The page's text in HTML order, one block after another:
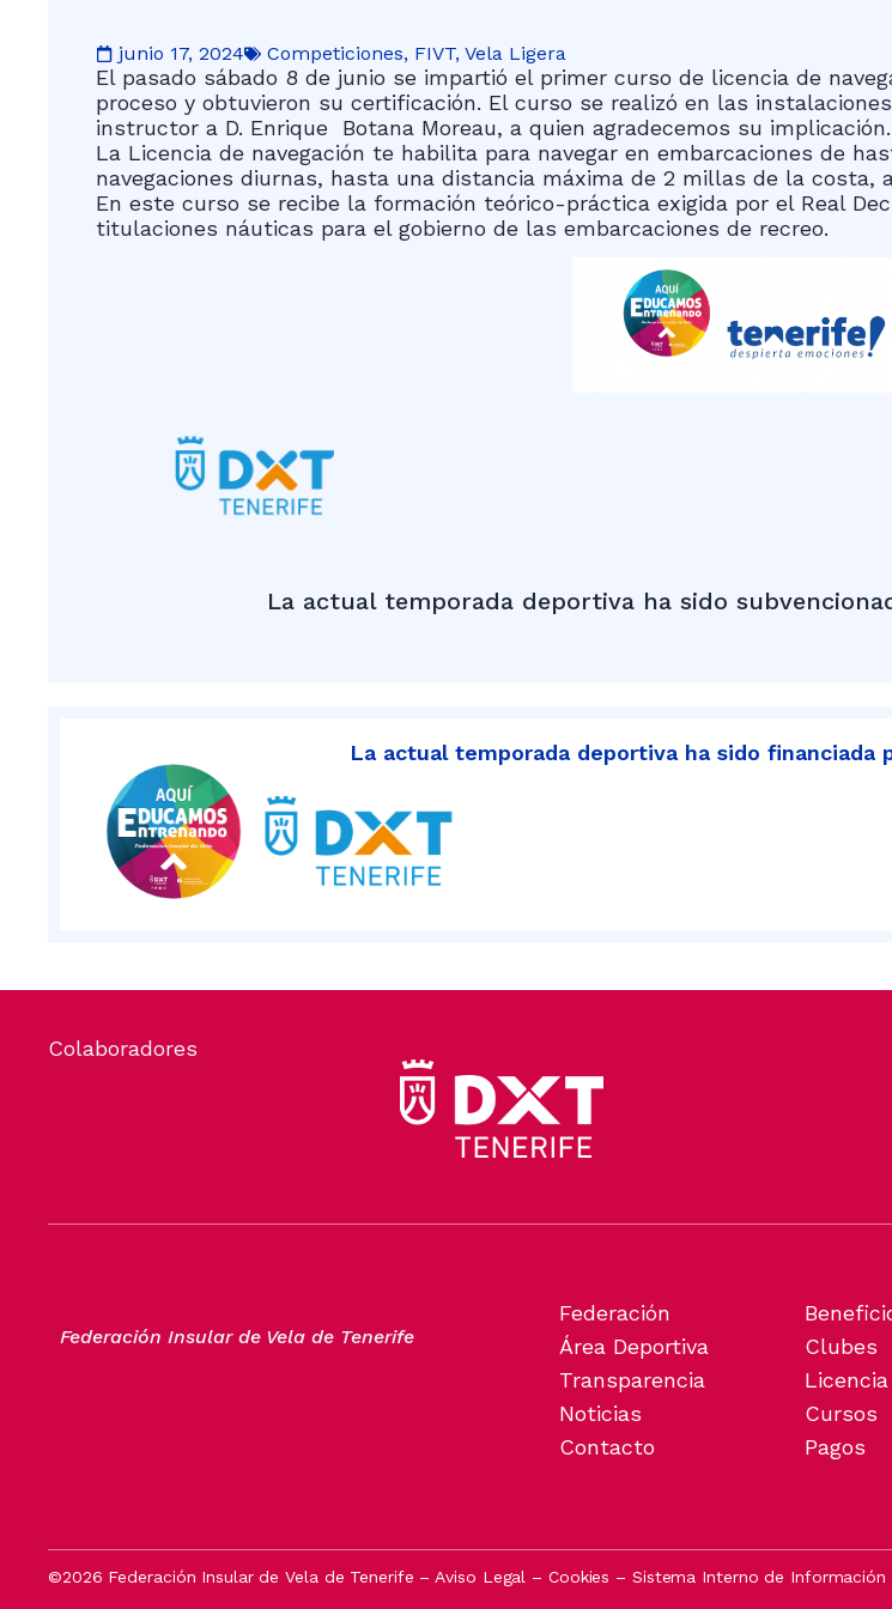
junio 17, 2024 Competiciones, FIVT, Vela Ligera
El pasado sábado 8 de junio se impartió el primer curso de licencia de
proceso y obtuvieron su certificación. El curso se realizó en las
instructor a D. Enrique Botana Moreau, a quien agradecemos su implicación.
La Licencia de navegación te habilita para navegar en embarcaciones de
navegaciones diurnas, hasta una distancia máxima de 2 millas de la costa,
En este curso se recibe la formación teórico-práctica exigida por el Real
titulaciones náuticas para el gobierno de las embarcaciones de recreo.
La actual temporada deportiva ha sido
La actual temporada deportiva ha sido financiada
Colaboradores
Federación Insular de Vela de Tenerife
Federación
Área Deportiva
Transparencia
Noticias
Contacto
Clubes
Licencia
Cursos
Pagos
©2026 Federación Insular de Vela de Tenerife –Aviso Legal – Cookies – Sistema Interno de Información